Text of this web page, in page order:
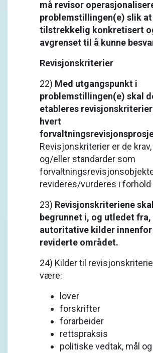
må revisor
problemstillingen(e) slik
tilstrekkelig konkretisert
avgrenset til å kunne
Revisjonskriterier
22) Med utgangspunkt i
problemstillingen(e) skal
etableres
hvert
Revisjonskriterier er de
og/eller standarder som
revideres/vurderes i forhold
23) Revisjonskriteriene
begrunnet i, og utledet fra,
autoritative kilder
reviderte området.
24) Kilder til
være:
lover
forskrifter
forarbeider
rettspraksis
politiske vedtak, mål og